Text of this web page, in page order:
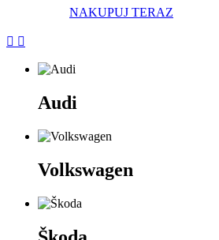
NAKUPUJ TERAZ
 
Audi
Volkswagen